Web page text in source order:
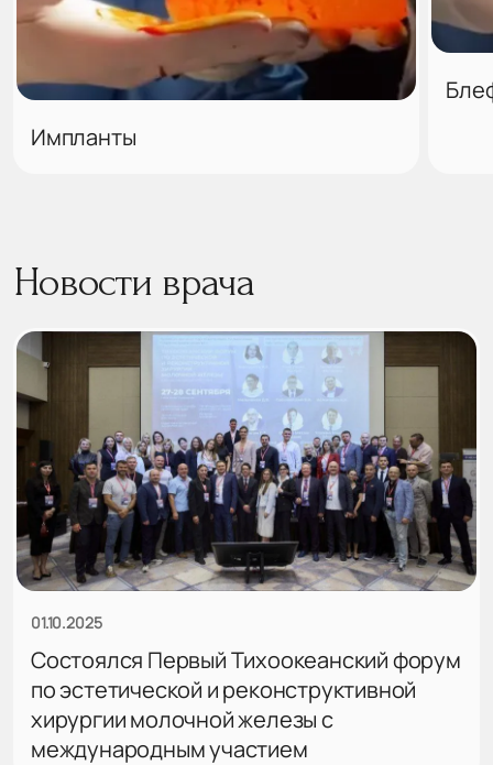
Импланты
Новости врача
Состоялся Первый Тихоокеанский форум
по эстетической и реконструктивной
хирургии молочной железы с
международным участием
01.10.2025